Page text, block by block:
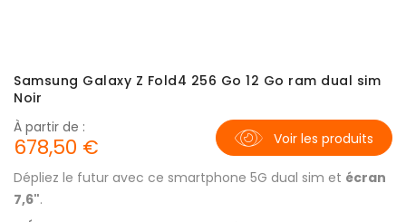
Samsung Galaxy Z Fold4 256 Go 12 Go ram dual sim
Noir
Dépliez le futur avec ce smartphone 5G dual sim et écran
7,6".
À partir de :
678,50 € Voir les produits